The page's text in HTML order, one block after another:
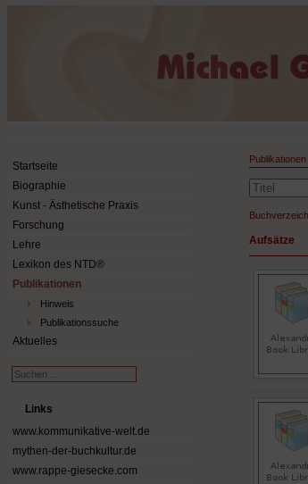
Startseite
Biographie
Kunst - Ästhetische Praxis
Forschung
Lehre
Lexikon des NTD®
Publikationen
Hinweis
Publikationssuche
Aktuelles
Suchen
...
Links
www.kommunikative-welt.de
mythen-der-buchkultur.de
www.rappe-giesecke.com
Publikationen
Aufsätze